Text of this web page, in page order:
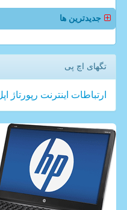
جدیدترین ها
تگهای اچ پی
ارتباطات اینترنت رپورتاژ